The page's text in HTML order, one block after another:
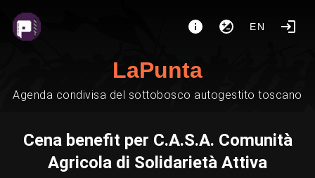
EN
LaPunta
Agenda condivisa del sottobosco autogestito toscano
Cena benefit per C.A.S.A. Comunità
Agricola di Solidarietà Attiva